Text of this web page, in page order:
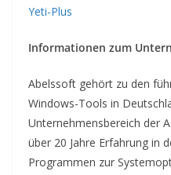
Yeti-Plus
Informationen zum
Abelssoft gehört zu den
Windows-Tools in
Unternehmensbereich der
über 20 Jahre Erfahrung in
Programmen zur